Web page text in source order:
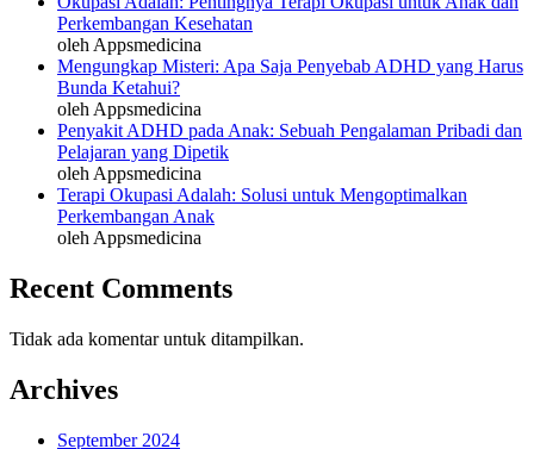
Perkembangan Kesehatan
oleh Appsmedicina
Mengungkap Misteri: Apa Saja Penyebab ADHD yang Harus
Bunda Ketahui?
oleh Appsmedicina
Penyakit ADHD pada Anak: Sebuah Pengalaman Pribadi dan
Pelajaran yang Dipetik
oleh Appsmedicina
Terapi Okupasi Adalah: Solusi untuk Mengoptimalkan
Perkembangan Anak
oleh Appsmedicina
Recent Comments
Tidak ada komentar untuk ditampilkan.
Archives
September 2024